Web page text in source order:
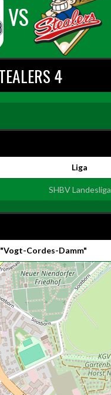
VS
4
Liga
SHBV Landesliga
Cordes-Damm"